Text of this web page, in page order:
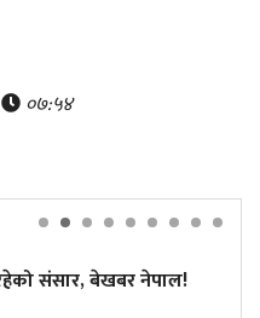
०७:५४
यी ६ प्रदेशमा